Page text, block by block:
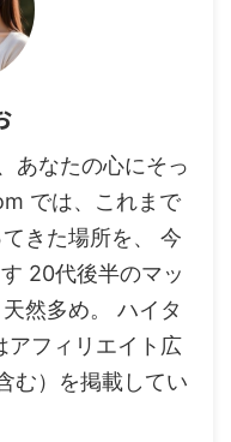
あなたの心にそっ
では、これまで
きた場所を、 今
20代後半のマッ
然多め。 ハイタ
フィリエイト広
む）を掲載してい